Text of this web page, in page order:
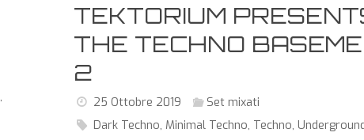
,
TEKTORIUM
THE TECHNO
2
25 Ottobre 2019
Set mixati
Dark Techno, Minimal Techno, Techno,